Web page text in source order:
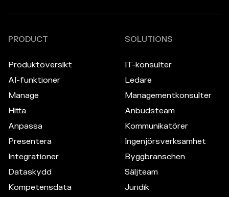
PRODUCT
Produktöversikt
AI-funktioner
Manage
Hitta
Anpassa
Presentera
Integrationer
Dataskydd
Kompetensdata
SOLUTIONS
IT-konsulter
Ledare
Managementkonsulter
Anbudsteam
Kommunikatörer
Ingenjörsverksamhet
Byggbranschen
Säljteam
Juridik